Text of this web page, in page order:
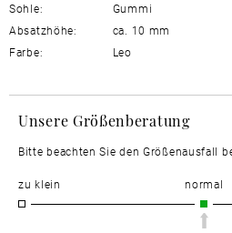
Sohle:
Gummi
Absatzhöhe:
ca. 10 mm
Farbe:
Leo
Unsere Größenberatung
Bitte beachten Sie den Größenausfall
zu klein normal